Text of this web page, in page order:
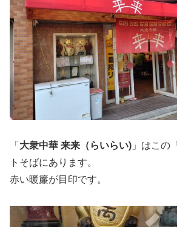
「 大衆中華 来来（らいらい) 」はこの「
トそばにあります。
赤い暖簾が目印です。